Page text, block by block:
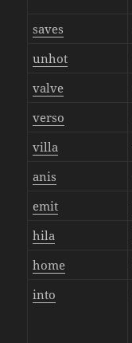
saves
unhot
valve
verso
villa
anis
emit
hila
home
into